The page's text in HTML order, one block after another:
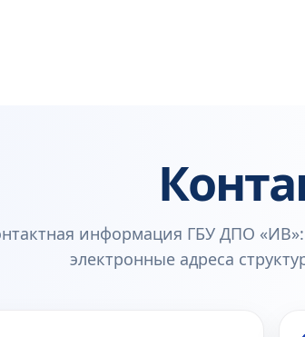
информация ГБУ ДПО
электронные адреса